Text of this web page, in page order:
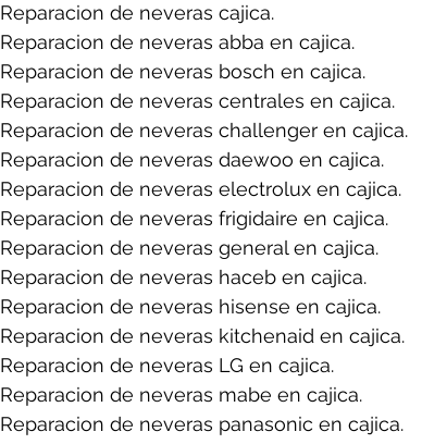
Reparacion de neveras cajica.
Reparacion de neveras abba en cajica.
Reparacion de neveras bosch en cajica.
Reparacion de neveras centrales en cajica.
Reparacion de neveras challenger en cajica.
Reparacion de neveras daewoo en cajica.
Reparacion de neveras electrolux en cajica.
Reparacion de neveras frigidaire en cajica.
Reparacion de neveras general en cajica.
Reparacion de neveras haceb en cajica.
Reparacion de neveras hisense en cajica.
Reparacion de neveras kitchenaid en cajica.
Reparacion de neveras LG en cajica.
Reparacion de neveras mabe en cajica.
Reparacion de neveras panasonic en cajica.